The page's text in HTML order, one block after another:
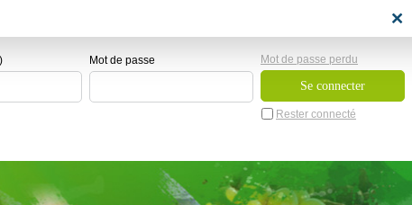
Mot de passe
Rester connecté
Mot de passe perdu